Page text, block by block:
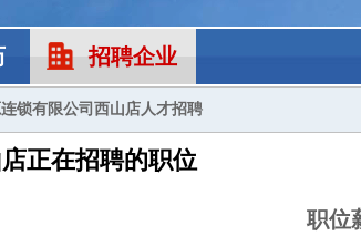
招聘企业
锁有限公司西山店人才招聘
正在招聘的职位
职位